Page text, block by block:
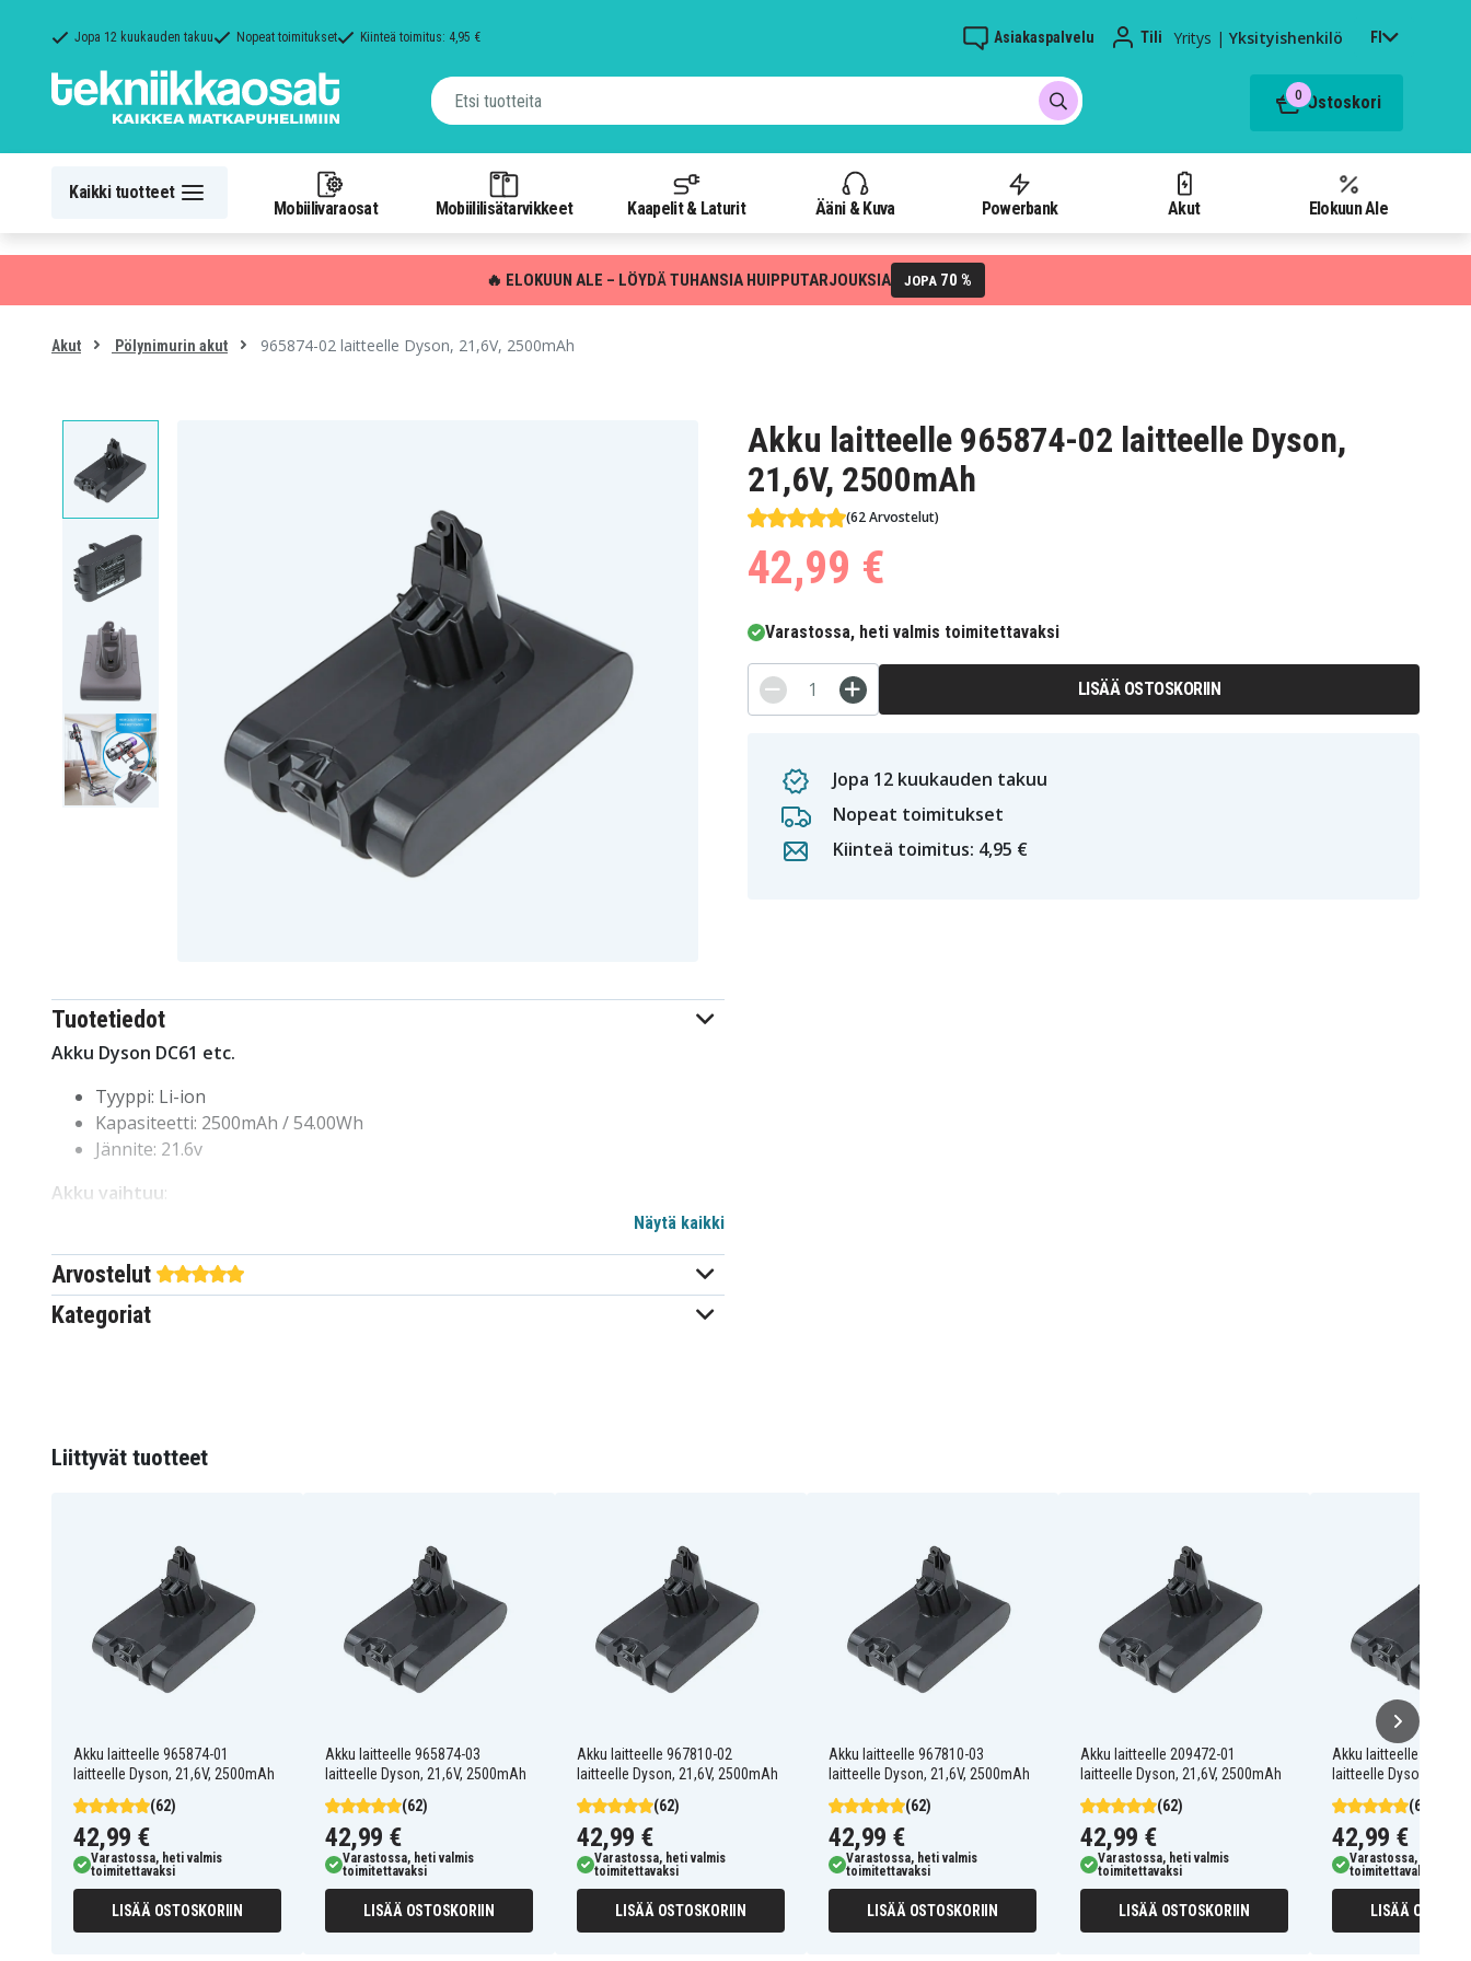
Jopa 12 kuukauden takuu Nopeat toimitukset Kiinteä toimitus: 4,95 € Asiakaspalvelu Tili Yritys | Yksityishenkilö FI
0 Ostoskori
Kaikki tuotteet
Mobiilivaraosat Mobiililisätarvikkeet Kaapelit & Laturit Ääni & Kuva Powerbank Akut Elokuun Ale
🔥 ELOKUUN ALE – LÖYDÄ TUHANSIA HUIPPUTARJOUKSIA JOPA 70 %
Akut Pölynimurin akut 965874-02 laitteelle Dyson, 21,6V, 2500mAh
Akku laitteelle 965874-02 laitteelle Dyson,
21,6V, 2500mAh
(62 Arvostelut)
42,99 €
Varastossa, heti valmis toimitettavaksi
LISÄÄ OSTOSKORIIN
Jopa 12 kuukauden takuu
Nopeat toimitukset
Kiinteä toimitus: 4,95 €
Tuotetiedot
Akku Dyson DC61 etc.
Tyyppi: Li-ion
Kapasiteetti: 2500mAh / 54.00Wh
Jännite: 21.6v
Akku vaihtuu:
965874-02
205794-01/04
DC62
DC74 Animal
Absolute
V 6 Animalpro
V6 total clean
V6 Up Top
V6 Absolute
V6 Handstaubsauger
V6 Animal
V6 Motorhead Extra
V6 Motorhead Pro Exclusive
V6 Motorhead Exclusive
V6 Slim
SV03
SV03 Animal Pro
SV04
Näytä kaikki
Arvostelut
Kategoriat
Liittyvät tuotteet
Akku laitteelle 965874-01
laitteelle Dyson, 21,6V, 2500mAh
(62)
42,99 €
Varastossa, heti valmis
toimitettavaksi
LISÄÄ OSTOSKORIIN
Akku laitteelle 965874-03
laitteelle Dyson, 21,6V, 2500mAh
(62)
42,99 €
Varastossa, heti valmis
toimitettavaksi
LISÄÄ OSTOSKORIIN
Akku laitteelle 967810-02
laitteelle Dyson, 21,6V, 2500mAh
(62)
42,99 €
Varastossa, heti valmis
toimitettavaksi
LISÄÄ OSTOSKORIIN
Akku laitteelle 967810-03
laitteelle Dyson, 21,6V, 2500mAh
(62)
42,99 €
Varastossa, heti valmis
toimitettavaksi
LISÄÄ OSTOSKORIIN
Akku laitteelle 209472-01
laitteelle Dyson, 21,6V, 2500mAh
(62)
42,99 €
Varastossa, heti valmis
toimitettavaksi
LISÄÄ OSTOSKORIIN
Akku laitteelle
laitteelle Dyson,
(62)
42,99 €
Varastossa, heti
toimitettavaksi
LISÄÄ